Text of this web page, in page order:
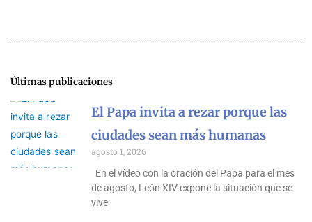
Últimas publicaciones
El Papa invita a rezar porque las
ciudades sean más humanas
agosto 1, 2026
En el vídeo con la oración del Papa para el mes
de agosto, León XIV expone la situación que se
vive